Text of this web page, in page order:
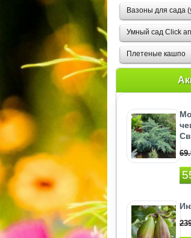
Вазоны для сада
Умный сад Click
Плетеные кашпо